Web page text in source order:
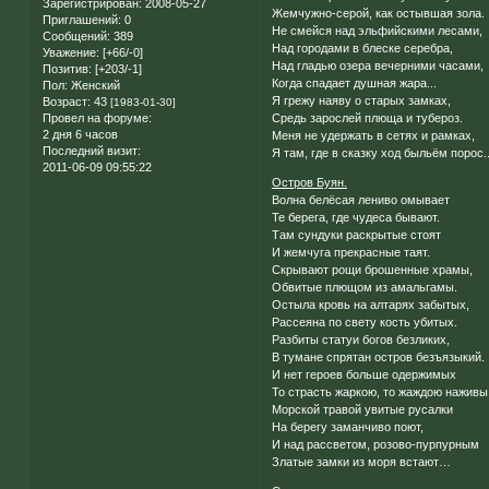
Зарегистрирован: 2008-05-27
Приглашений: 0
Сообщений: 389
Уважение: [+66/-0]
Позитив: [+203/-1]
Пол: Женский
Возраст: 43 [1983-01-30]
Провел на форуме:
2 дня 6 часов
Последний визит:
2011-06-09 09:55:22
Жемчужно-серой, как остывшая зола.
Не смейся над эльфийскими лесами,
Над городами в блеске серебра,
Над гладью озера вечерними часами,
Когда спадает душная жара...
Я грежу наяву о старых замках,
Средь зарослей плюща и тубероз.
Меня не удержать в сетях и рамках,
Я там, где в сказку ход быльём
Остров Буян.
Волна белёсая лениво омывает
Те берега, где чудеса бывают.
Там сундуки раскрытые стоят
И жемчуга прекрасные таят.
Скрывают рощи брошенные храмы,
Обвитые плющом из амальгамы.
Остыла кровь на алтарях забытых,
Рассеяна по свету кость убитых.
Разбиты статуи богов безликих,
В тумане спрятан остров безъязыкий.
И нет героев больше одержимых
То страсть жаркою, то жаждою
Морской травой увитые русалки
На берегу заманчиво поют,
И над рассветом, розово-пурпурным
Златые замки из моря встают…